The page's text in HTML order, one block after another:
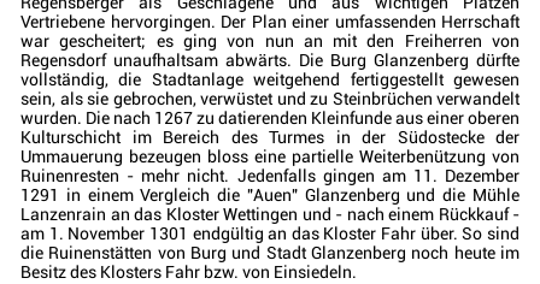
Vertriebene hervorgingen. Der Plan einer umfassenden Herrschaft
war gescheitert; es ging von nun an mit den Freiherren von
Regensdorf unaufhaltsam abwärts. Die Burg Glanzenberg dürfte
vollständig, die Stadtanlage weitgehend fertiggestellt gewesen
sein, als sie gebrochen, verwüstet und zu Steinbrüchen verwandelt
wurden. Die nach 1267 zu datierenden Kleinfunde aus einer oberen
Kulturschicht im Bereich des Turmes in der Südostecke der
Ummauerung bezeugen bloss eine partielle Weiterbenützung von
Ruinenresten - mehr nicht. Jedenfalls gingen am 11. Dezember
1291 in einem Vergleich die "Auen" Glanzenberg und die Mühle
Lanzenrain an das Kloster Wettingen und - nach einem Rückkauf -
am 1. November 1301 endgültig an das Kloster Fahr über. So sind
die Ruinenstätten von Burg und Stadt Glanzenberg noch heute im
Besitz des Klosters Fahr bzw. von Einsiedeln.